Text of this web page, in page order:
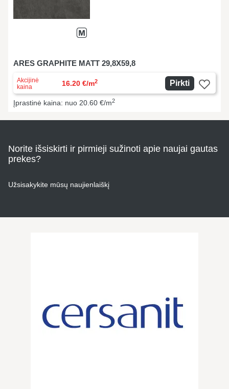
ARES GRAPHITE MATT 29,8X59,8
Akcijinė
kaina
16.20 €/m2 Pirkti
Įprastinė kaina: nuo 20.60 €/m2
Norite išsiskirti ir pirmieji sužinoti apie naujai gautas
prekes?
Užsisakykite mūsų naujienlaiškį